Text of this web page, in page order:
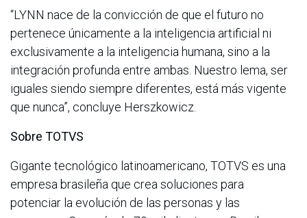
“LYNN nace de la convicción de que el futuro no
pertenece únicamente a la inteligencia artificial ni
exclusivamente a la inteligencia humana, sino a la
integración profunda entre ambas. Nuestro lema, ser
iguales siendo siempre diferentes, está más vigente
que nunca”, concluye Herszkowicz.
Sobre TOTVS
Gigante tecnológico latinoamericano, TOTVS es una
empresa brasileña que crea soluciones para
potenciar la evolución de las personas y las